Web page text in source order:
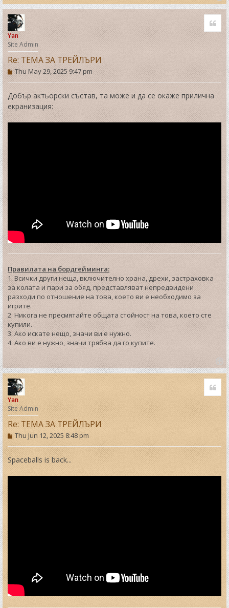
T
o
p
Yan
Site Admin
Re: ТЕМА ЗА ТРЕЙЛЪРИ
P
o
s
t
Thu May 29, 2025 9:47 pm
Добър актьорски състав, та може и да се окаже прилична
екранизация:
Правилата на бордгейминга:
1. Всички други неща, включително храна, дрехи, застраховка
за колата и пари за обяд, представляват непредвидени
разходи по отношение на това, което ви е необходимо за
игрите.
2. Никога не пресмятайте общата стойност на това, което сте
купили.
3. Ако искате нещо, значи ви е нужно.
4. Ако ви е нужно, значи трябва да го купите.
T
o
p
Yan
Site Admin
Re: ТЕМА ЗА ТРЕЙЛЪРИ
P
o
s
t
Thu Jun 12, 2025 8:48 pm
Spaceballs is back...